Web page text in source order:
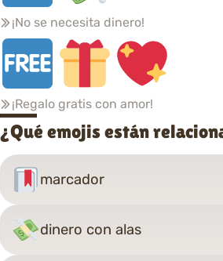
¡No se necesita dinero!
¡Regalo gratis con amor!
¿Qué emojis están
marcador
dinero con alas